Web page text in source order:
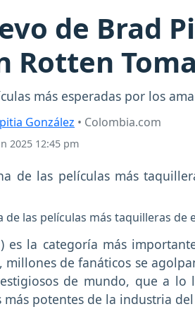
de Brad
Rotten
más esperadas por los
González • Colombia.com
2025 12:45 pm
de las películas más taquilleras de
) es la categoría más
millones de fanáticos se
de mundo, que a
potentes de la industria